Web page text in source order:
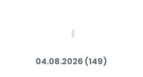
04.08.2026 (149)